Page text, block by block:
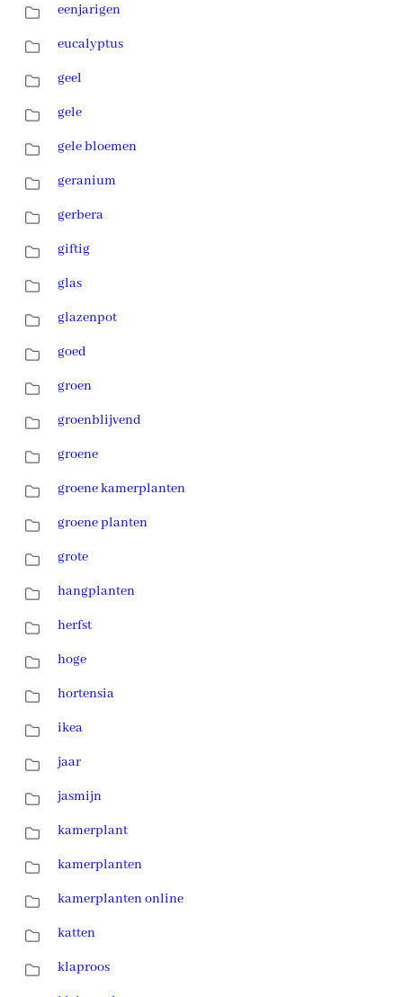
eenjarigen
eucalyptus
geel
gele
gele bloemen
geranium
gerbera
giftig
glas
glazenpot
goed
groen
groenblijvend
groene
groene kamerplanten
groene planten
grote
hangplanten
herfst
hoge
hortensia
ikea
jaar
jasmijn
kamerplant
kamerplanten
kamerplanten online
katten
klaproos